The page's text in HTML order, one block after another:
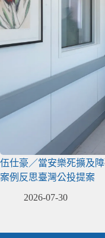
伍仕豪／當安樂死擴及
案例反思臺灣公投提案
2026-07-30